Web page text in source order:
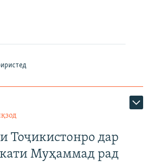
Тоҷикистонро дар
Муҳаммад рад